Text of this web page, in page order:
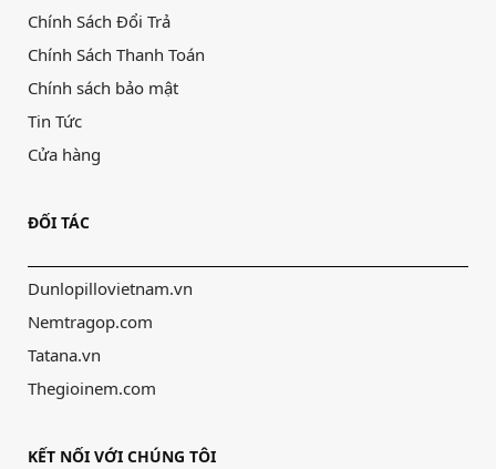
Chính Sách Đổi Trả
Chính Sách Thanh Toán
Chính sách bảo mật
Tin Tức
Cửa hàng
ĐỐI TÁC
Dunlopillovietnam.vn
Nemtragop.com
Tatana.vn
Thegioinem.com
KẾT NỐI VỚI CHÚNG TÔI